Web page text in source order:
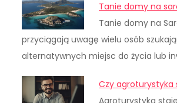
Tanie domy na
Tanie domy na
przyciągają uwagę wielu osób
alternatywnych miejsc do życia lub
Czy agroturystyka